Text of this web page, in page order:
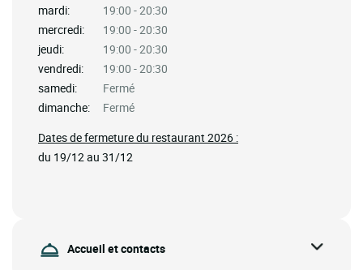
mardi:
19:00 - 20:30
mercredi:
19:00 - 20:30
jeudi:
19:00 - 20:30
vendredi:
19:00 - 20:30
samedi:
Fermé
dimanche:
Fermé
Dates de fermeture du restaurant 2026 :
du 19/12 au 31/12
Accueil et contacts